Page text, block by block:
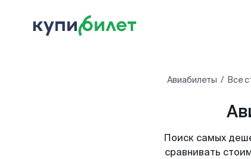
Авиабилеты Все
Поиск самых
сравнивать